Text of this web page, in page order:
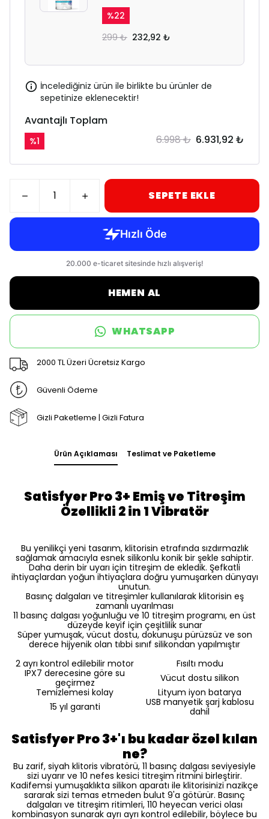
%22
299 ₺ 232,92 ₺
İncelediğiniz ürün ile birlikte bu ürünler de
sepetinize eklenecektir!
Avantajlı Toplam
%1 6.998 ₺ 6.931,92 ₺
SEPETE EKLE
HEMEN AL
WHATSAPP
2000 TL Üzeri Ücretsiz Kargo
Güvenli Ödeme
Gizli Paketleme | Gizli Fatura
Ürün Açıklaması Teslimat ve Paketleme
Satisfyer Pro 3+ Emiş ve Titreşim
Özellikli 2 in 1 Vibratör
Bu yenilikçi yeni tasarım, klitorisin etrafında sızdırmazlık
sağlamak amacıyla esnek silikonlu konik bir şekle sahiptir.
Daha derin bir uyarı için titreşim de ekledik. Şefkatli
ihtiyaçlardan yoğun ihtiyaçlara doğru yumuşarken dünyayı
unutun.
Basınç dalgaları ve titreşimler kullanılarak klitorisin eş
zamanlı uyarılması
11 basınç dalgası yoğunluğu ve 10 titreşim programı, en üst
düzeyde keyif için çeşitlilik sunar
Süper yumuşak, vücut dostu, dokunuşu pürüzsüz ve son
derece hijyenik olan tıbbi sınıf silikondan yapılmıştır
2 ayrı kontrol edilebilir motor
Fısıltı modu
IPX7 derecesine göre su
geçirmez
Vücut dostu silikon
Temizlemesi kolay
Lityum iyon batarya
15 yıl garanti
USB manyetik şarj kablosu
dahil
Satisfyer Pro 3+'ı bu kadar özel kılan
ne?
Bu zarif, siyah klitoris vibratörü, 11 basınç dalgası seviyesiyle
sizi uyarır ve 10 nefes kesici titreşim ritmini birleştirir.
Kadifemsi yumuşaklıkta silikon aparatı ile klitorisinizi nazikçe
sararak sizi temas etmeden bulut 9'a götürür. Basınç
dalgaları ve titreşim ritimleri, 110 heyecan verici olası
kombinasyon sunarak ayrı ayrı kontrol edilebilir, böylece bu